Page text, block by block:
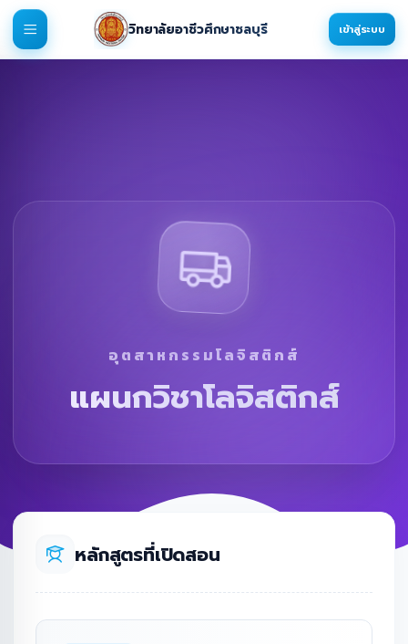
วิทยาลัยอาชีวศึกษาชลบุรี เข้าสู่ระบบ
อุตสาหกรรมโลจิสติกส์
แผนกวิชาโลจิสติกส์
หลักสูตรที่เปิดสอน